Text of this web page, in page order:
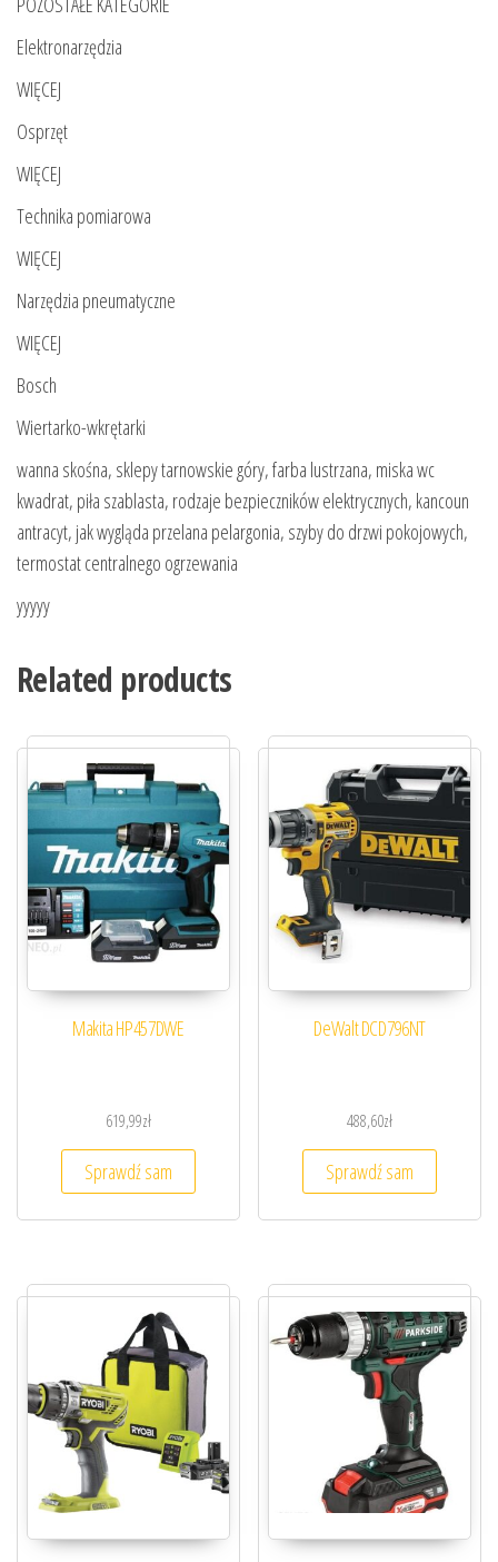
Elektronarzędzia
WIĘCEJ
Osprzęt
WIĘCEJ
Technika pomiarowa
WIĘCEJ
Narzędzia pneumatyczne
WIĘCEJ
Bosch
Wiertarko-wkrętarki
wanna skośna, sklepy tarnowskie góry, farba lustrzana, miska wc
kwadrat, piła szablasta, rodzaje bezpieczników elektrycznych, kancoun
antracyt, jak wygląda przelana pelargonia, szyby do drzwi pokojowych,
termostat centralnego ogrzewania
yyyyy
Related products
Makita HP457DWE
619,99zł
Sprawdź sam
DeWalt DCD796NT
488,60zł
Sprawdź sam